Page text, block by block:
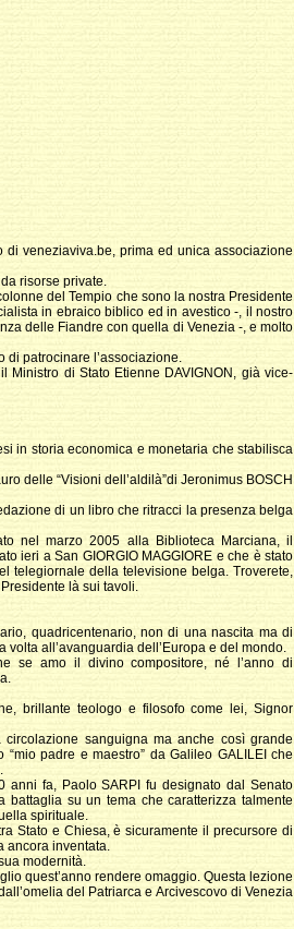
veneziaviva.be, prima ed unica associazione
risorse private.
del Tempio che sono la nostra Presidente
in ebraico biblico ed in avestico -, il nostro
delle Fiandre con quella di Venezia -, e molto
di patrocinare l’associazione.
di Stato Etienne DAVIGNON, già vice-
in storia economica e monetaria che stabilisca
delle “Visioni dell’aldilà”di Jeronimus BOSCH
di un libro che ritracci la presenza belga
nel marzo 2005 alla Biblioteca Marciana, il
ieri a San GIORGIO MAGGIORE e che è stato
telegiornale della televisione belga. Troverete,
là sui tavoli.
quadricentenario, non di una nascita ma di
all’avanguardia dell’Europa e del mondo.
se amo il divino compositore, né l’anno di
brillante teologo e filosofo come lei, Signor
sanguigna ma anche così grande
padre e maestro” da Galileo GALILEI che
fa, Paolo SARPI fu designato dal Senato
su un tema che caratterizza talmente
spirituale.
Stato e Chiesa, è sicuramente il precursore di
ancora inventata.
modernità.
quest’anno rendere omaggio. Questa lezione
del Patriarca e Arcivescovo di Venezia